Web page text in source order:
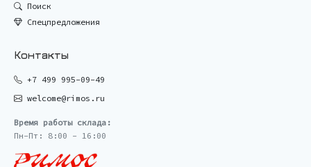
Поиск
Спецпредложения
Контакты
+7 499 995-09-49
welcome@rimos.ru
Время работы склада:
Пн-Пт: 8:00 - 16:00